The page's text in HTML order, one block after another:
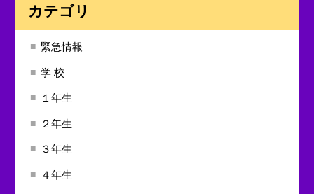
カテゴリ
緊急情報
学 校
１年生
２年生
３年生
４年生